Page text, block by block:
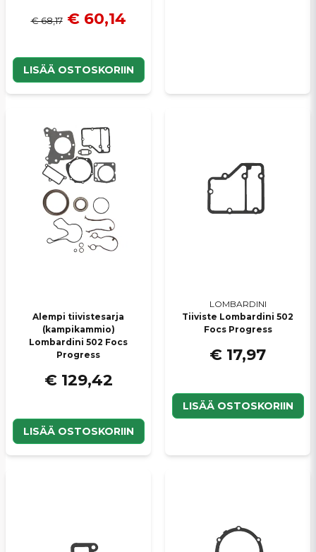
€ 68,17 € 60,14
LISÄÄ OSTOSKORIIN
Alempi tiivistesarja
(kampikammio)
Lombardini 502 Focs
Progress
€ 129,42
LISÄÄ OSTOSKORIIN
LOMBARDINI
Tiiviste Lombardini 502
Focs Progress
€ 17,97
LISÄÄ OSTOSKORIIN